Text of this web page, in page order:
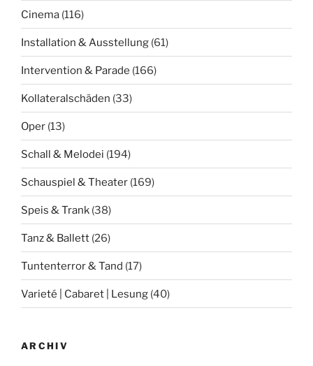
Cinema (116)
Installation & Ausstellung (61)
Intervention & Parade (166)
Kollateralschäden (33)
Oper (13)
Schall & Melodei (194)
Schauspiel & Theater (169)
Speis & Trank (38)
Tanz & Ballett (26)
Tuntenterror & Tand (17)
Varieté | Cabaret | Lesung (40)
ARCHIV